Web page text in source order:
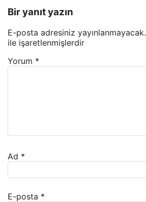
Bir yanıt yazın
E-posta adresiniz yayınlanmayacak.
ile işaretlenmişlerdir
Yorum *
Ad *
E-posta *